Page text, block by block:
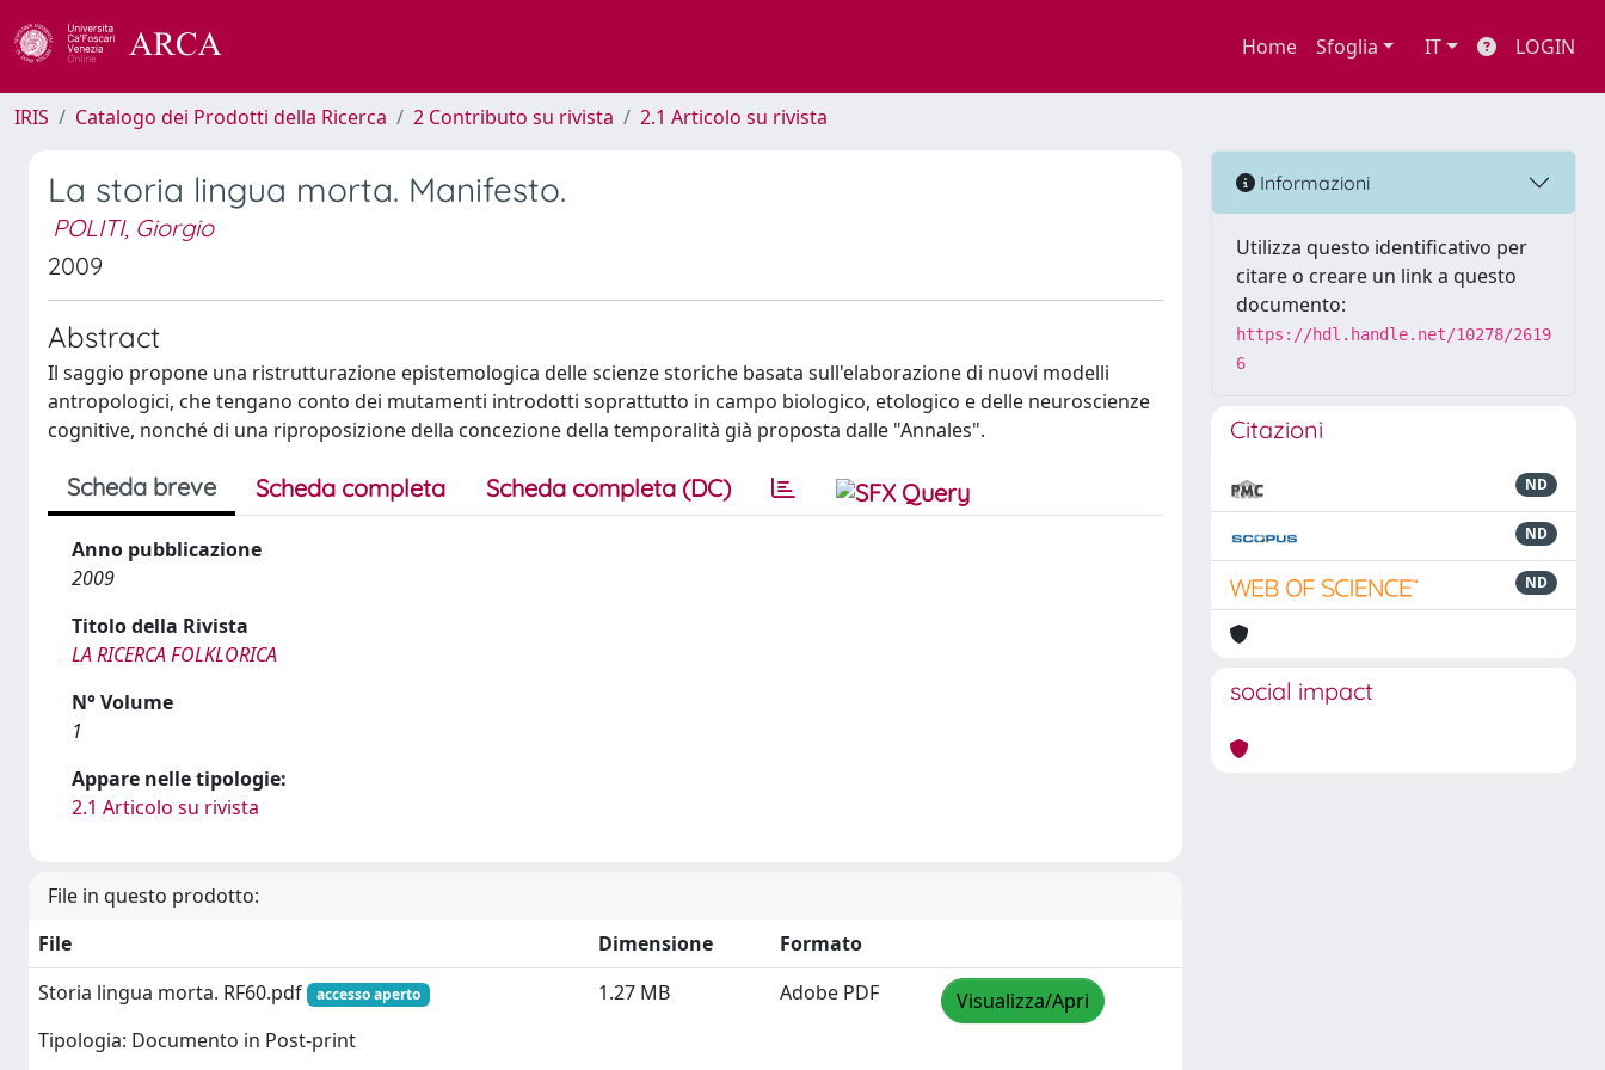
Home Sfoglia IT LOGIN
IRIS Catalogo dei Prodotti della Ricerca 2 Contributo su rivista 2.1 Articolo su rivista
La storia lingua morta. Manifesto.
POLITI, Giorgio
2009
Abstract
Il saggio propone una ristrutturazione epistemologica delle scienze storiche basata sull'elaborazione di nuovi modelli
antropologici, che tengano conto dei mutamenti introdotti soprattutto in campo biologico, etologico e delle neuroscienze
cognitive, nonché di una riproposizione della concezione della temporalità già proposta dalle "Annales".
Scheda breve Scheda completa Scheda completa (DC)
Anno pubblicazione
2009
Titolo della Rivista
LA RICERCA FOLKLORICA
N° Volume
1
Appare nelle tipologie:
2.1 Articolo su rivista
File in questo prodotto:
File
Dimensione
Formato
Storia lingua morta. RF60.pdf
accesso aperto
Tipologia: Documento in Post-print
1.27 MB Adobe PDF Visualizza/Apri
Informazioni
Utilizza questo identificativo per
citare o creare un link a questo
documento:
https://hdl.handle.net/10278/2619
6
Citazioni
ND
ND
ND
social impact